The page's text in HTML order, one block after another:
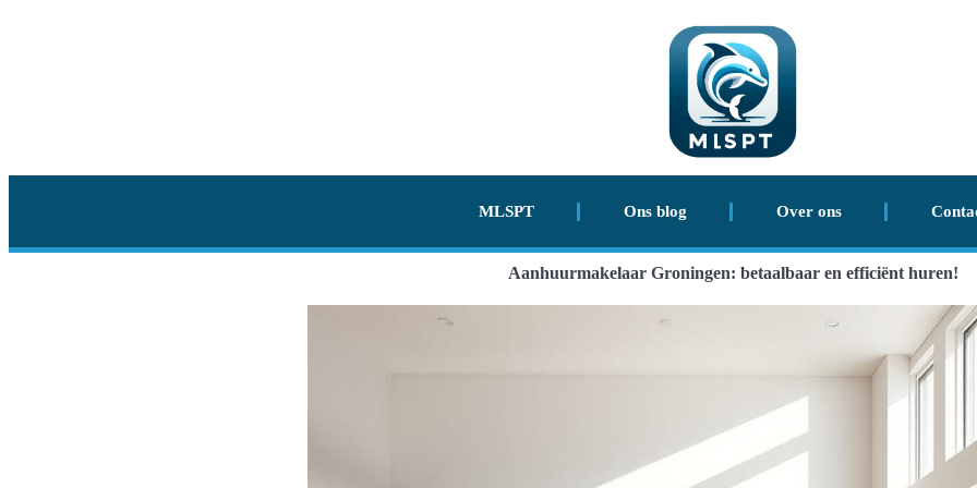
MLSPT Ons blog Over ons
Aanhuurmakelaar Groningen: betaalbaar en efficiënt huren!